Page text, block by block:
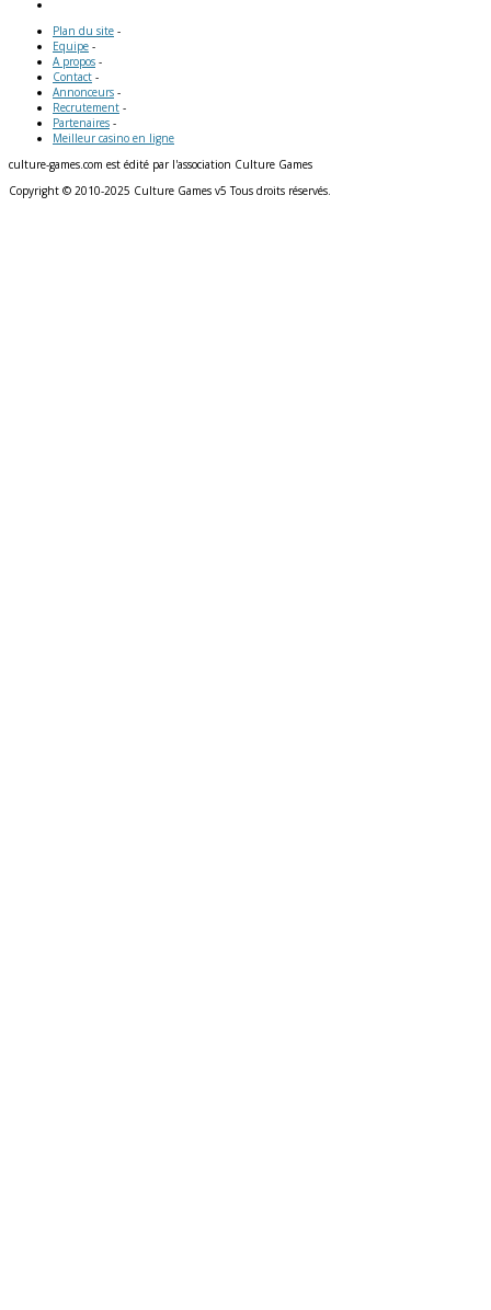
Plan du site -
Equipe -
A propos -
Contact -
Annonceurs -
Recrutement -
Partenaires -
Meilleur casino en ligne
culture-games.com est édité par l'association Culture Games
Copyright © 2010-2025 Culture Games v5 Tous droits réservés.